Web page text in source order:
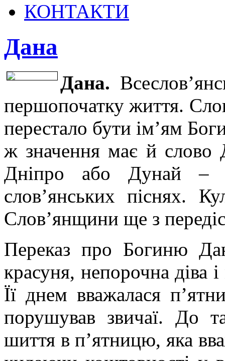
КОНТАКТИ
Дана
Дана.
першопочатку життя.
перестало бути ім’ям
ж значення має й слово
Дніпро або Дунай –
слов’янських піснях.
Слов’янщини ще з
Переказ про Богиню
красуня, непорочна діва
Її днем вважалася
порушував звичаї. До
шиття в п’ятницю, яка